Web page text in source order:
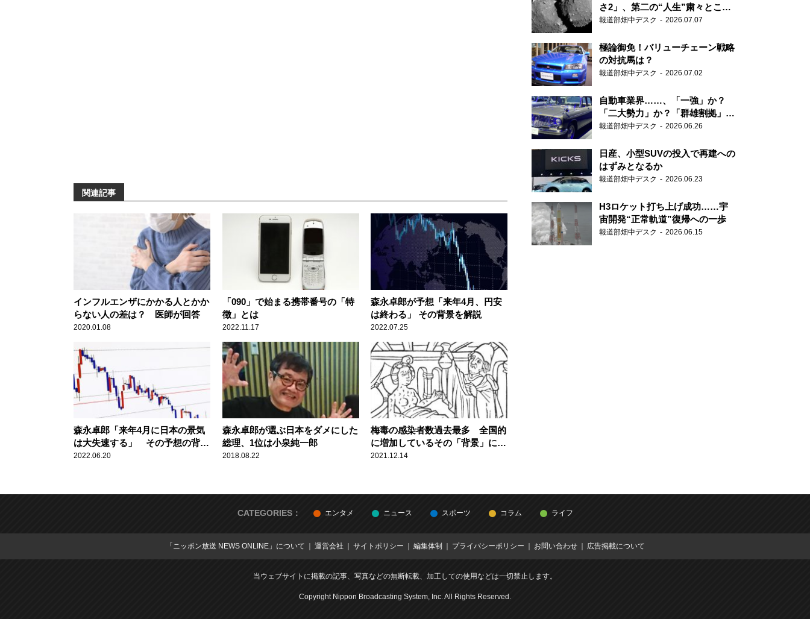
関連記事
インフルエンザにかかる人とかか
らない人の差は？ 医師が回答
2020.01.08
「090」で始まる携帯番号の「特
徴」とは
2022.11.17
森永卓郎が予想「来年4月、円安
は終わる」 その背景を解説
2022.07.25
森永卓郎「来年4月に日本の景気
は大失速する」 その予想の背景
を解説
2022.06.20
森永卓郎が選ぶ日本をダメにした
総理、1位は小泉純一郎
2018.08.22
梅毒の感染者数過去最多 全国的
に増加しているその「背景」に辛
坊治郎が警鐘
2021.12.14
さ2」、第二の“人生”粛々とこな
す
報道部畑中デスク 2026.07.07
極論御免！バリューチェーン戦略
の対抗馬は？
報道部畑中デスク 2026.07.02
自動車業界……、「一強」か？
「二大勢力」か？「群雄割拠」
か？
報道部畑中デスク 2026.06.26
日産、小型SUVの投入で再建への
はずみとなるか
報道部畑中デスク 2026.06.23
H3ロケット打ち上げ成功……宇
宙開発“正常軌道”復帰への一歩
報道部畑中デスク 2026.06.15
CATEGORIES： エンタメ ニュース スポーツ コラム ライフ
「ニッポン放送 NEWS ONLINE」について 運営会社 サイトポリシー 編集体制 プライバシーポリシー お問い合わせ 広告掲載について
当ウェブサイトに掲載の記事、写真などの無断転載、加工しての使用などは一切禁止します。
Copyright Nippon Broadcasting System, Inc. All Rights Reserved.